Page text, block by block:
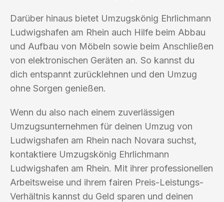
Darüber hinaus bietet Umzugskönig Ehrlichmann
Ludwigshafen am Rhein auch Hilfe beim Abbau
und Aufbau von Möbeln sowie beim Anschließen
von elektronischen Geräten an. So kannst du
dich entspannt zurücklehnen und den Umzug
ohne Sorgen genießen.
Wenn du also nach einem zuverlässigen
Umzugsunternehmen für deinen Umzug von
Ludwigshafen am Rhein nach Novara suchst,
kontaktiere Umzugskönig Ehrlichmann
Ludwigshafen am Rhein. Mit ihrer professionellen
Arbeitsweise und ihrem fairen Preis-Leistungs-
Verhältnis kannst du Geld sparen und deinen